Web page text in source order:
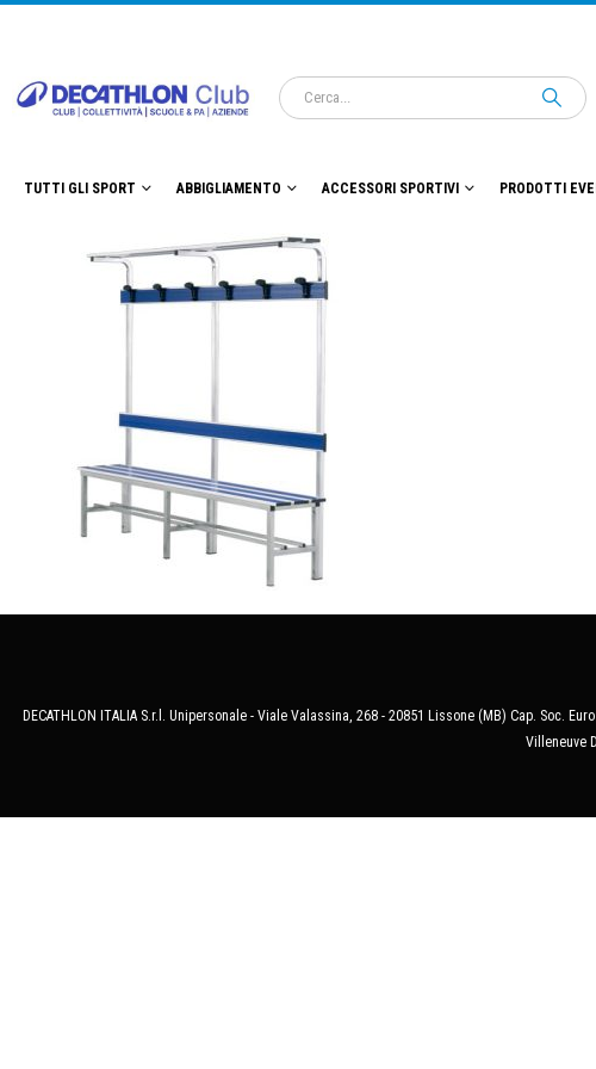
TUTTI GLI SPORT ABBIGLIAMENTO ACCESSORI SPORTIVI PRODOTTI
DECATHLON ITALIA S.r.l. Unipersonale - Viale Valassina, 268 - 20851 Lissone (MB) Cap. Soc.
Villeneuve